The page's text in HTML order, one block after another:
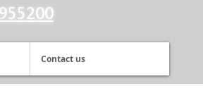
Contact us